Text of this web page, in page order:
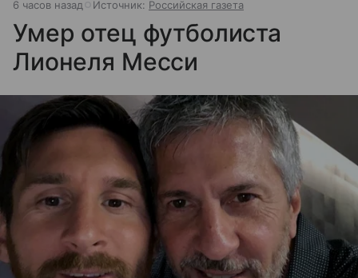
6 часов назад Источник: Российская газета
Умер отец футболиста
Лионеля Месси